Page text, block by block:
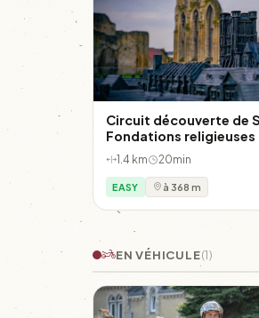
Circuit découverte de
Fondations religieuses
1.4 km 20min
EASY à 368 m
EN VÉHICULE(1)